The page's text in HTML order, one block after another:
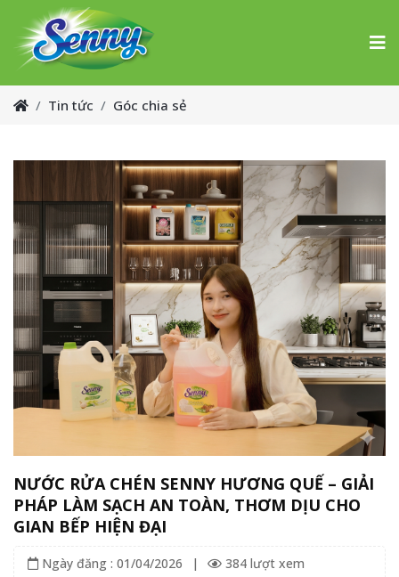
Tin tức Góc chia sẻ
NƯỚC RỬA CHÉN SENNY HƯƠNG QUẾ – GIẢI
PHÁP LÀM SẠCH AN TOÀN, THƠM DỊU CHO
GIAN BẾP HIỆN ĐẠI
Ngày đăng : 01/04/2026 | 384 lượt xem